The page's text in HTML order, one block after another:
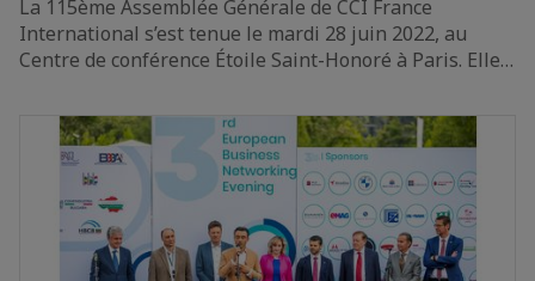
La 115ème Assemblée Générale de CCI France
International s’est tenue le mardi 28 juin 2022, au
Centre de conférence Étoile Saint-Honoré à Paris. Elle…